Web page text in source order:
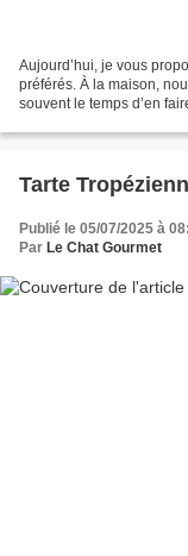
Aujourd’hui, je vous
préférés. À la maison,
souvent le temps d’en
Tarte
Publié le 05/07/2025 à
Par Le Chat Gourmet